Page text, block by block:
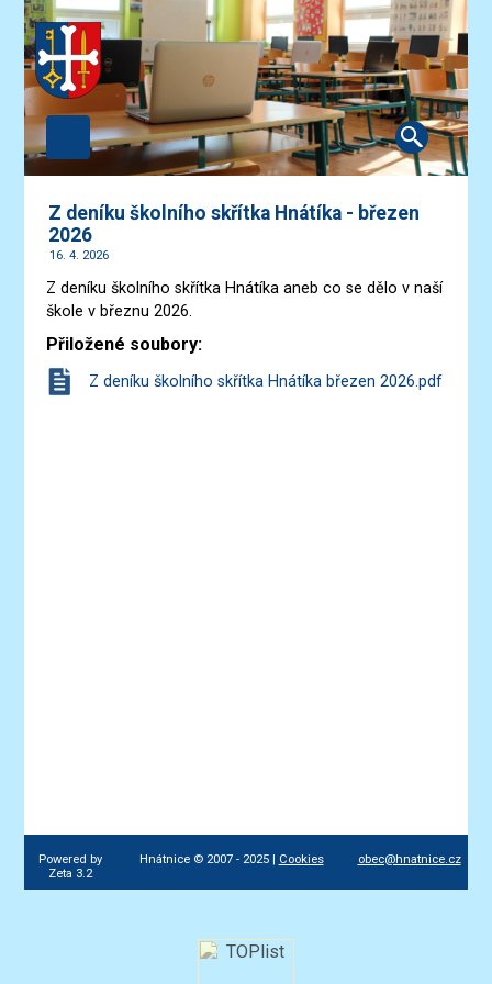
Z deníku školního skřítka Hnátíka - březen
2026
16. 4. 2026
Z deníku školního skřítka Hnátíka aneb co se dělo v naší
škole v březnu 2026.
Přiložené soubory:
Z deníku školního skřítka Hnátíka březen 2026.pdf
Powered by
Zeta 3.2
Hnátnice © 2007 - 2025 | Cookies obec@hnatnice.cz